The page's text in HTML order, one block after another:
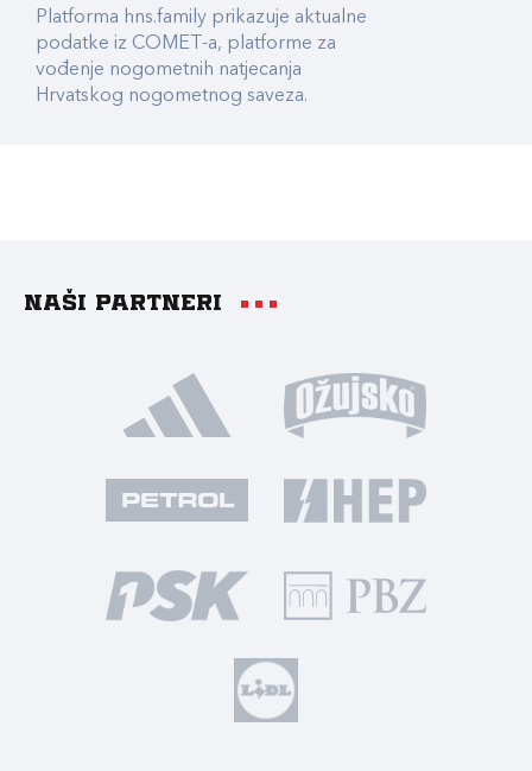
Platforma hns.family prikazuje aktualne
podatke iz COMET-a, platforme za
vođenje nogometnih natjecanja
Hrvatskog nogometnog saveza.
Naši partneri